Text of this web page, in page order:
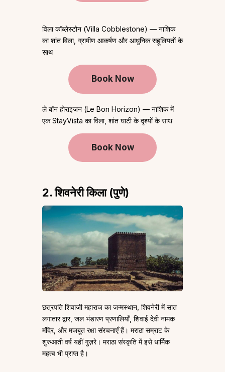
विला कॉब्लेस्टोन (Villa Cobblestone) — नाशिक
का शांत विला, ग्रामीण आकर्षण और आधुनिक सहूलियतों के
साथ
Book Now
ले बॉन होराइजन (Le Bon Horizon) — नाशिक में
एक StayVista का विला, शांत घाटी के दृश्यों के साथ
Book Now
2. शिवनेरी किला (पुणे)
छत्रपति शिवाजी महाराज का जन्मस्थान, शिवनेरी में सात
लगातार द्वार, जल भंडारण प्रणालियाँ, शिवाई देवी नामक
मंदिर, और मजबूत रक्षा संरचनाएँ हैं। मराठा सम्राट के
शुरुआती वर्ष यहीं गुज़रे। मराठा संस्कृति में इसे धार्मिक
महत्व भी प्राप्त है।